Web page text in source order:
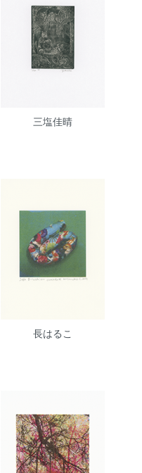
三塩佳晴
長はるこ